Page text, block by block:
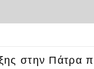
στην Πάτρα